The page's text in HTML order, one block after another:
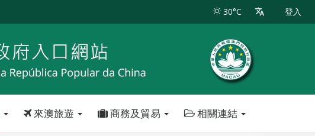
30°C 登入
來澳旅遊 商務及貿易 相關連結